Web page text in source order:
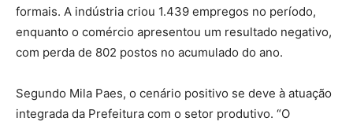
formais. A indústria criou 1.439 empregos no período,
enquanto o comércio apresentou um resultado negativo,
com perda de 802 postos no acumulado do ano.
Segundo Mila Paes, o cenário positivo se deve à atuação
integrada da Prefeitura com o setor produtivo. “O